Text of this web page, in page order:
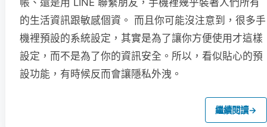
的生活資訊跟敏感個資。 而且你可能沒注意到，很多手
機裡預設的系統設定，其實是為了讓你方便使用才這樣
設定，而不是為了你的資訊安全。所以，看似貼心的預
設功能，有時候反而會讓隱私外洩。
繼續閱讀→